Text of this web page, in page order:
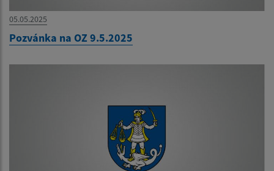
05.05.2025
Pozvánka na OZ 9.5.2025